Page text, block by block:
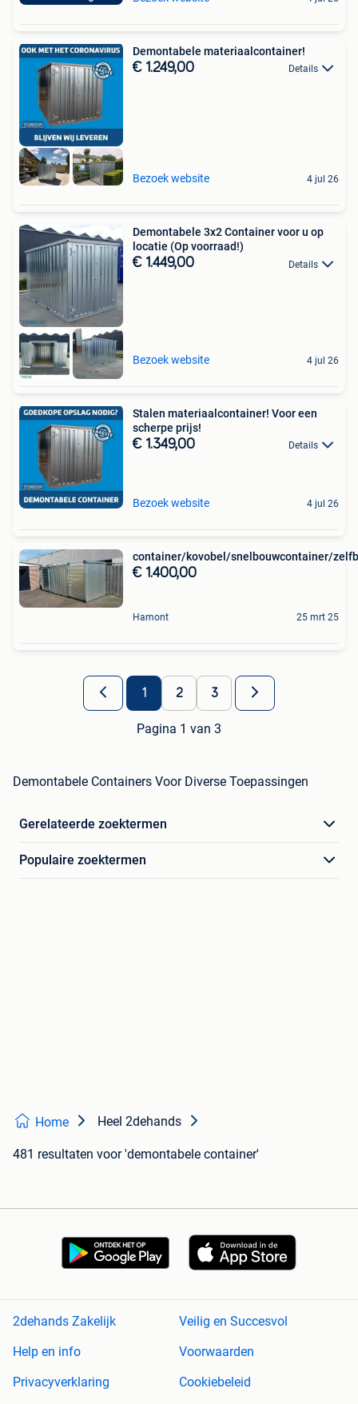
Demontabele materiaalcontainer!
€ 1.249,00 Details
Bezoek website 4 jul 26
Demontabele 3x2 Container voor u op
locatie (Op voorraad!)
€ 1.449,00 Details
Bezoek website 4 jul 26
Stalen materiaalcontainer! Voor een
scherpe prijs!
€ 1.349,00 Details
Bezoek website 4 jul 26
container/kovobel/snelbouwcontainer/
€ 1.400,00
Hamont 25 mrt 25
1 2 3
Pagina 1 van 3
Demontabele Containers Voor Diverse Toepassingen
Gerelateerde zoektermen
Populaire zoektermen
Home Heel 2dehands
481 resultaten voor 'demontabele container'
2dehands Zakelijk
Veilig en Succesvol
Help en info
Voorwaarden
Privacyverklaring
Cookiebeleid